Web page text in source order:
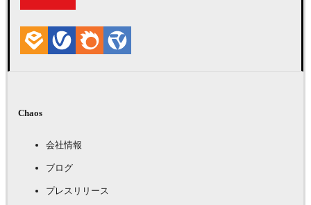
Chaos
会社情報
ブログ
プレスリリース